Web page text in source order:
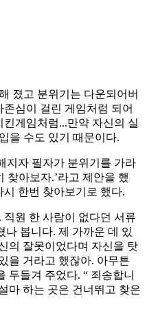
졌고 분위기는 다운되어버
심이 걸린 게임처럼 되어
게임처럼...만약 자신의 실
을 수도 있기 때문이다.
지자 필자가 분위기를 가라
찾아보자.’라고 제안을 했
한번 찾아보기로 했다.
원 한 사람이 없다던 서류
나 봅니다. 제 가까운 데 있
의 잘못이었다며 자신을 탓
을 거라고 했잖아. 아무튼
두들겨 주었다. “ 죄송합니
마 하는 곳은 건너뛰고 찾은